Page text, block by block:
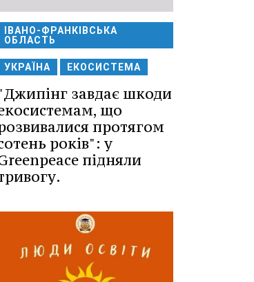
ІВАНО-ФРАНКІВСЬКА
ОБЛАСТЬ
УКРАЇНА ЕКОСИСТЕМА
завдає шкоди
що
протягом
років": у
підняли